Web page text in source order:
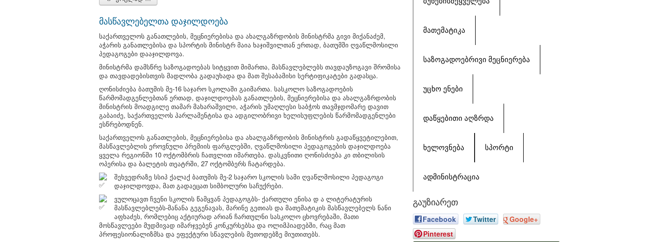
მასწავლებელთა დაჯილდოება
საქართველოს განათლების, მეცნიერებისა და ახალგაზრდობის მინისტრმა გივი მიქანაძემ,
აჭარის განათლებისა და სპორტის მინისტრ მაია ხაჯიშვილთან ერთად, ბათუმში ღვაწლმოსილი
პედაგოგები დააჯილდოვა.
მინისტრმა დამსწრე საზოგადოებას სიტყვით მიმართა, მასწავლებლებს თავდაუზოგავი შრომისა
და თავდადებისთვის მადლობა გადაუხადა და მათ შესაბამისი სერტიფიკატები გადასცა.
ღონისძიება ბათუმის მე-16 საჯარო სკოლაში გაიმართა. სასკოლო საზოგადოების
წარმომადგენლებთან ერთად, დაჯილდოებას განათლების, მეცნიერებისა და ახალგაზრდობის
მინისტრის მოადგილე თამარ მახარაშვილი, აჭარის უმაღლესი საბჭოს თავმჯდომარე დავით
გაბაიძე, საქართველოს პარლამენტისა და ადგილობრივი ხელისუფლების წარმომადგენლები
ესწრებოდნენ.
საქართველოს განათლების, მეცნიერებისა და ახალგაზრდობის მინისტრის გადაწყვეტილებით,
მასწავლებლის ეროვნული პრემიის ფარგლებში, ღვაწლმოსილი პედაგოგების დაჯილდოება
ყველა რეგიონში 10 ოქტომბრის ჩათვლით იმართება. დასკვნითი ღონისძიება კი თბილისის
ოპერისა და ბალეტის თეატრში, 27 ოქტომბერს ჩატარდება.
შეხვედრაზე სსიპ ქალაქ ბათუმის მე-2 საჯარო სკოლის სამი ღვაწლმოსილი პედაგოგი
დაჯილდოვდა, მათ გადაეცათ სიმბოლური საჩუქრები.
ვულოცავთ ჩვენი სკოლის წამყვან პედაგოგბს- ქართული ენისა დ ა ლიტერატურის
მასწავლებლებს-მანანა გეგენავას, მარინე გეთიას და მათემატიკის მასწავლებელს ნანი
აფხაძეს, რომლებიც აქტიურად არიან ჩართულნი სასკოლო ცხოვრებაში, მათი
მოსწავლეები მუდმივად იმარჯვებენ კონკურსებსა და ოლიმპიადებში, რაც მათ
პროფესიონალიზმსა და ეფექტური სწავლების მეთოდებზე მიუთითებს.
ᲛᲐᲗᲔᲛᲐᲢᲘᲙᲐ
ᲡᲐᲖᲝᲒᲐᲓᲝᲔᲑᲠᲘᲕᲘ ᲛᲔᲪᲜᲘᲔᲠᲔᲑᲐ
ᲣᲪᲮᲝ ᲔᲜᲔᲑᲘ
ᲓᲐᲬᲧᲔᲑᲘᲗᲘ ᲐᲦᲖᲠᲓᲐ
ᲮᲔᲚᲝᲕᲜᲔᲑᲐ ᲡᲞᲝᲠᲢᲘ
ᲐᲓᲛᲘᲜᲘᲡᲢᲠᲐᲪᲘᲐ
გაუზიარეთ
Facebook
Twitter
Google+
Pinterest